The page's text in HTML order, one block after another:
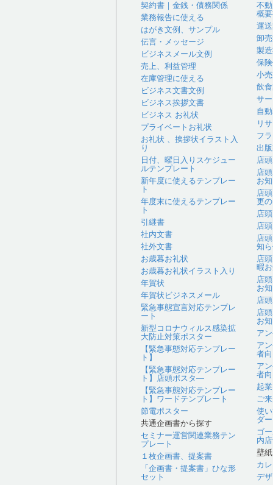
契約書｜金銭・債務関係
業務報告に使える
はがき文例、サンプル
伝言・メッセージ
ビジネスメール文例
売上、利益管理
在庫管理に使える
ビジネス文書文例
ビジネス挨拶文書
ビジネス お礼状
プライベートお礼状
お礼状 、挨拶状イラスト入
り
日付、曜日入りスケジュー
ルテンプレート
新年度に使えるテンプレー
ト
年度末に使えるテンプレー
ト
引継書
社内文書
社外文書
お歳暮お礼状
お歳暮お礼状イラスト入り
年賀状
年賀状ビジネスメール
緊急事態宣言対応テンプレ
ート
新型コロナウィルス感染拡
大防止対策ポスター
【緊急事態対応テンプレー
ト】
【緊急事態対応テンプレー
ト】店頭ポスタ―
【緊急事態対応テンプレー
ト】ワードテンプレート
節電ポスター
共通企画書から探す
セミナー運営関連業務テン
プレート
１枚企画書、提案書
「企画書・提案書」ひな形
セット
不
概
運
卸
製
保
小
飲
サ
自
リ
フ
出
店
店
お
店
更
店
店
店
知
店
暇
店
お
店
店
お
ア
ア
者
ア
者
起
ご
使
ダー
ゴ
内
壁紙
カ
デ